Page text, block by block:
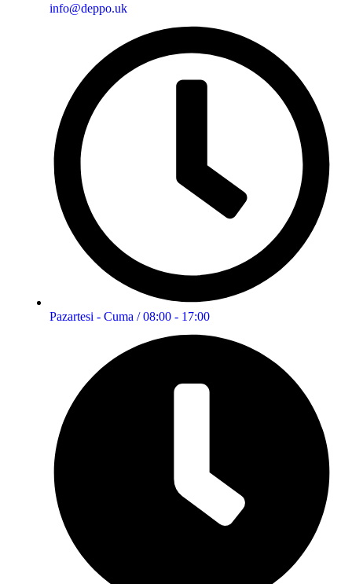
info@deppo.uk
Pazartesi - Cuma / 08:00 - 17:00